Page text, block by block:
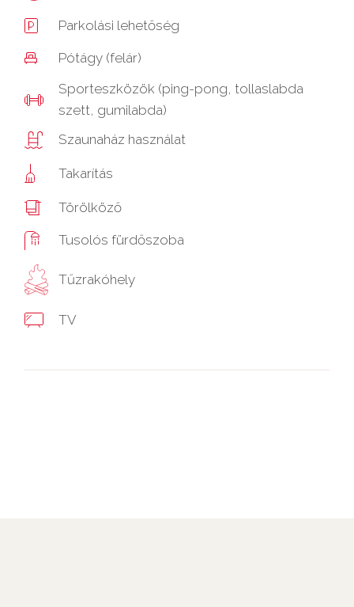
Parkolási lehetőség
Pótágy (felár)
Sporteszközök (ping-pong, tollaslabda
szett, gumilabda)
Szaunaház használat
Takarítás
Törölköző
Tusolós fürdőszoba
Tűzrakóhely
TV